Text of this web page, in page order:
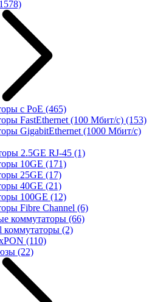
с PoE (465)
FastEthernet (100 Мбит/с) (153)
GigabitEthernet (1000 Мбит/с)
2.5GE RJ-45 (1)
10GE (171)
25GE (17)
40GE (21)
100GE (12)
Fibre Channel (6)
коммутаторы (66)
коммутаторы (2)
(110)
(22)